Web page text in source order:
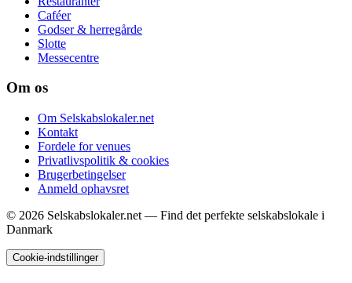
Caféer
Godser & herregårde
Slotte
Messecentre
Om os
Om Selskabslokaler.net
Kontakt
Fordele for venues
Privatlivspolitik & cookies
Brugerbetingelser
Anmeld ophavsret
© 2026 Selskabslokaler.net — Find det perfekte selskabslokale i
Danmark
Cookie-indstillinger